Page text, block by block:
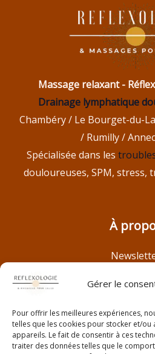
Gérer le
Pour offrir les meilleures expériences,
telles que les cookies pour stocker et/
appareils. Le fait de consentir à ces
traiter des données telles que le
Massage relaxant -
Drainage lymphatique
Chambéry / Le Bourget-du-
/ Rumilly /
Spécialisée dans les
douloureuses, SPM, stress,
À
Réflexologie
Réflexologie à Aix
Troubles
Bon cadeau bien être